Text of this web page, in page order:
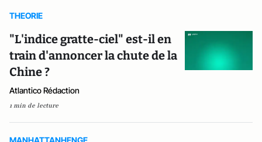
THEORIE
"L'indice gratte-ciel" est-il en
train d'annoncer la chute de la
Chine ?
Atlantico Rédaction
1 min de lecture
MANHATTANHENGE